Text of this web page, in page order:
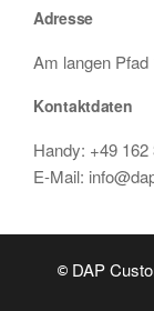
Adresse
Am langen
Kontaktdaten
Handy: +49 162
E-Mail:
©DAP